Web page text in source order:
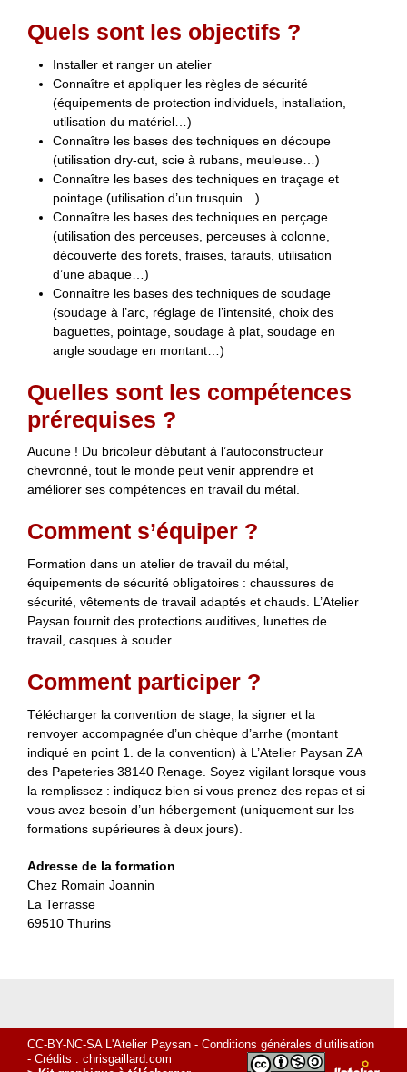
Quels sont les objectifs ?
Installer et ranger un atelier
Connaître et appliquer les règles de sécurité
(équipements de protection individuels, installation,
utilisation du matériel…)
Connaître les bases des techniques en découpe
(utilisation dry-cut, scie à rubans, meuleuse…)
Connaître les bases des techniques en traçage et
pointage (utilisation d’un trusquin…)
Connaître les bases des techniques en perçage
(utilisation des perceuses, perceuses à colonne,
découverte des forets, fraises, tarauts, utilisation
d’une abaque…)
Connaître les bases des techniques de soudage
(soudage à l’arc, réglage de l’intensité, choix des
baguettes, pointage, soudage à plat, soudage en
angle soudage en montant…)
Quelles sont les compétences
prérequises ?
Aucune ! Du bricoleur débutant à l’autoconstructeur
chevronné, tout le monde peut venir apprendre et
améliorer ses compétences en travail du métal.
Comment s’équiper ?
Formation dans un atelier de travail du métal,
équipements de sécurité obligatoires : chaussures de
sécurité, vêtements de travail adaptés et chauds. L’Atelier
Paysan fournit des protections auditives, lunettes de
travail, casques à souder.
Comment participer ?
Télécharger la convention de stage, la signer et la
renvoyer accompagnée d’un chèque d’arrhe (montant
indiqué en point 1. de la convention) à L’Atelier Paysan ZA
des Papeteries 38140 Renage. Soyez vigilant lorsque vous
la remplissez : indiquez bien si vous prenez des repas et si
vous avez besoin d’un hébergement (uniquement sur les
formations supérieures à deux jours).
Adresse de la formation
Chez Romain Joannin
La Terrasse
69510 Thurins
CC-BY-NC-SA L'Atelier Paysan - Conditions générales d’utilisation
- Crédits : chrisgaillard.com